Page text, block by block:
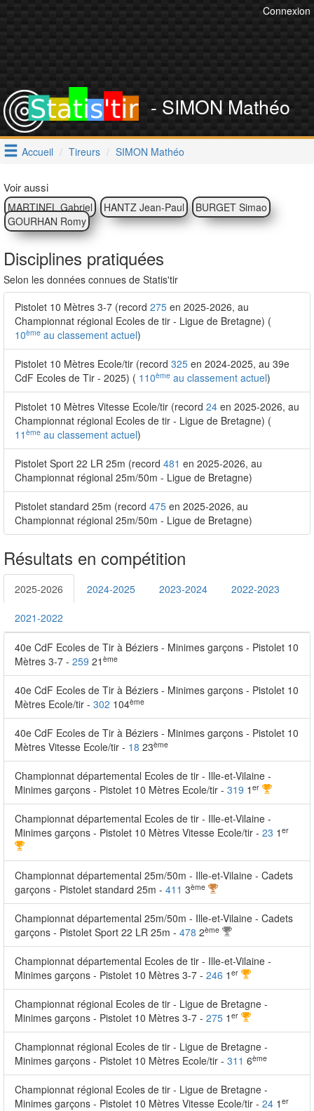
Connexion
- SIMON Mathéo
Accueil Tireurs SIMON Mathéo
Voir aussi
MARTINEL Gabriel HANTZ Jean-Paul
BURGET Simao
GOURHAN Romy
Disciplines pratiquées
Selon les données connues de Statis'tir
Pistolet 10 Mètres 3-7 (record 275 en 2025-2026, au
Championnat régional Ecoles de tir - Ligue de Bretagne) (
10ème au classement actuel)
Pistolet 10 Mètres Ecole/tir (record 325 en 2024-2025, au 39e
CdF Ecoles de Tir - 2025) ( 110ème au classement actuel)
Pistolet 10 Mètres Vitesse Ecole/tir (record 24 en 2025-2026, au
Championnat régional Ecoles de tir - Ligue de Bretagne) (
11 ème au classement actuel)
Pistolet Sport 22 LR 25m (record 481 en 2025-2026, au
Championnat régional 25m/50m - Ligue de Bretagne)
Pistolet standard 25m (record 475 en 2025-2026, au
Championnat régional 25m/50m - Ligue de Bretagne)
Résultats en compétition
2025-2026 2024-2025 2023-2024 2022-2023
2021-2022
40e CdF Ecoles de Tir à Béziers - Minimes garçons - Pistolet 10
Mètres 3-7 - 259 21 ème
40e CdF Ecoles de Tir à Béziers - Minimes garçons - Pistolet 10
Mètres Ecole/tir - 302 104ème
40e CdF Ecoles de Tir à Béziers - Minimes garçons - Pistolet 10
Mètres Vitesse Ecole/tir - 18 23ème
Championnat départemental Ecoles de tir - Ille-et-Vilaine -
Minimes garçons - Pistolet 10 Mètres Ecole/tir - 319 1 er
Championnat départemental Ecoles de tir - Ille-et-Vilaine -
Minimes garçons - Pistolet 10 Mètres Vitesse Ecole/tir - 23 1 er
Championnat départemental 25m/50m - Ille-et-Vilaine - Cadets
garçons - Pistolet standard 25m - 411 3ème
Championnat départemental 25m/50m - Ille-et-Vilaine - Cadets
garçons - Pistolet Sport 22 LR 25m - 478 2ème
Championnat départemental Ecoles de tir - Ille-et-Vilaine -
Minimes garçons - Pistolet 10 Mètres 3-7 - 246 1 er
Championnat régional Ecoles de tir - Ligue de Bretagne -
Minimes garçons - Pistolet 10 Mètres 3-7 - 275 1 er
Championnat régional Ecoles de tir - Ligue de Bretagne -
Minimes garçons - Pistolet 10 Mètres Ecole/tir - 311 6ème
Championnat régional Ecoles de tir - Ligue de Bretagne -
Minimes garçons - Pistolet 10 Mètres Vitesse Ecole/tir - 24 1 er